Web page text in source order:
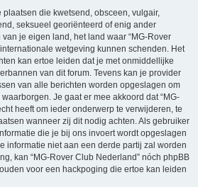
die kwetsend, obsceen, vulgair,
seksueel georiënteerd of enig ander
je eigen land, het land waar “MG-Rover
wetgeving kunnen schenden. Het
kan ertoe leiden dat je met onmiddellijke
van dit forum. Tevens kan je provider
van alle berichten worden opgeslagen om
Je gaat er mee akkoord dat “MG-
heeft om ieder onderwerp te verwijderen, te
wanneer zij dit nodig achten. Als gebruiker
die je bij ons invoert wordt opgeslagen
informatie niet aan een derde partij zal worden
kan “MG-Rover Club Nederland” nóch phpBB
voor een hackpoging die ertoe kan leiden